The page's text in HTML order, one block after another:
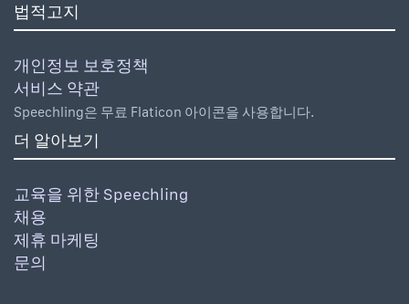
법적고지
개인정보 보호정책
서비스 약관
Speechling은 무료 Flaticon 아이콘을 사용합니다.
더 알아보기
교육을 위한 Speechling
채용
제휴 마케팅
문의